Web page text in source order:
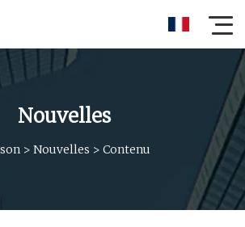
Nouvelles
> Nouvelles > Contenu